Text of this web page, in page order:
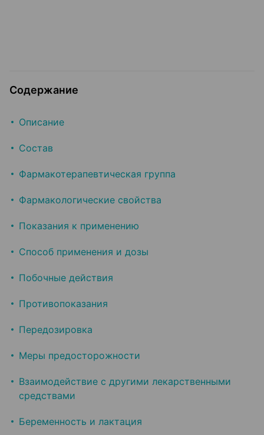
Содержание
Описание
Состав
Фармакотерапевтическая группа
Фармакологические свойства
Показания к применению
Способ применения и дозы
Побочные действия
Противопоказания
Передозировка
Меры предосторожности
Взаимодействие с другими лекарственными
средствами
Беременность и лактация